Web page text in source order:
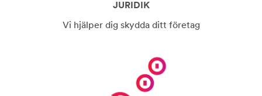
JURIDIK
Vi hjälper dig skydda ditt företag